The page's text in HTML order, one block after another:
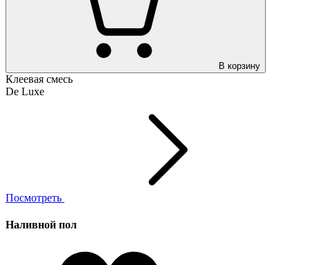
В корзину
Клеевая смесь
De Luxe
Посмотреть
Наливной пол